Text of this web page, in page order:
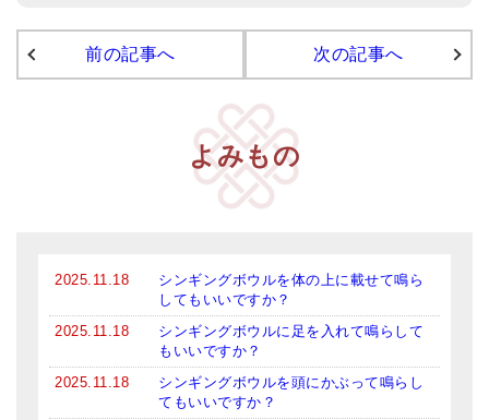
前の記事へ 次の記事へ
よみもの
2025.11.18
シンギングボウルを体の上に載せて鳴ら
してもいいですか？
2025.11.18
シンギングボウルに足を入れて鳴らして
もいいですか？
2025.11.18
シンギングボウルを頭にかぶって鳴らし
てもいいですか？